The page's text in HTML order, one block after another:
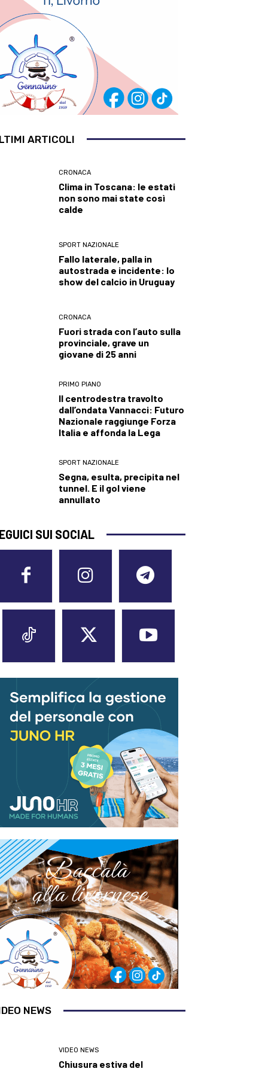
ARTICOLI
CRONACA
Clima in Toscana: le estati
non sono mai state così
calde
SPORT NAZIONALE
Fallo laterale, palla in
autostrada e incidente: lo
show del calcio in Uruguay
CRONACA
Fuori strada con l’auto sulla
provinciale, grave un
giovane di 25 anni
PRIMO PIANO
Il centrodestra travolto
dall’ondata Vannacci: Futuro
Nazionale raggiunge Forza
Italia e affonda la Lega
SPORT NAZIONALE
Segna, esulta, precipita nel
tunnel. E il gol viene
annullato
SUI SOCIAL
NEWS
VIDEO NEWS
Chiusura estiva del